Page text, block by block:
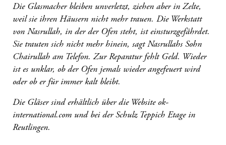
Die Glasmacher bleiben unverletzt, ziehen aber in Zelte,
weil sie ihren Häusern nicht mehr trauen. Die Werkstatt
von Nasrullah, in der der Ofen steht, ist einsturzgefährdet.
Sie trauten sich nicht mehr hinein, sagt Nasrullahs Sohn
Chairullah am Telefon. Zur Reparatur fehlt Geld. Wieder
ist es unklar, ob der Ofen jemals wieder angefeuert wird
oder ob er für immer kalt bleibt.
Die Gläser sind erhältlich über die Website ok-
international.com und bei der Schulz Teppich Etage in
Reutlingen.